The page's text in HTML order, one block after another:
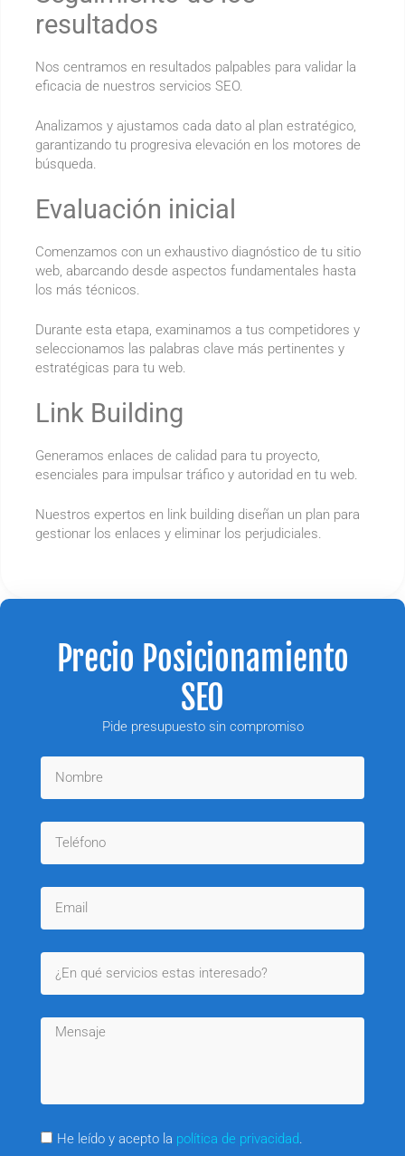
resultados
Nos centramos en resultados palpables para validar la
eficacia de nuestros servicios SEO.
Analizamos y ajustamos cada dato al plan estratégico,
garantizando tu progresiva elevación en los motores de
búsqueda.
Evaluación inicial
Comenzamos con un exhaustivo diagnóstico de tu sitio
web, abarcando desde aspectos fundamentales hasta
los más técnicos.
Durante esta etapa, examinamos a tus competidores y
seleccionamos las palabras clave más pertinentes y
estratégicas para tu web.
Link Building
Generamos enlaces de calidad para tu proyecto,
esenciales para impulsar tráfico y autoridad en tu web.
Nuestros expertos en link building diseñan un plan para
gestionar los enlaces y eliminar los perjudiciales.
Precio Posicionamiento
SEO
Pide presupuesto sin compromiso
He leído y acepto la política de privacidad.